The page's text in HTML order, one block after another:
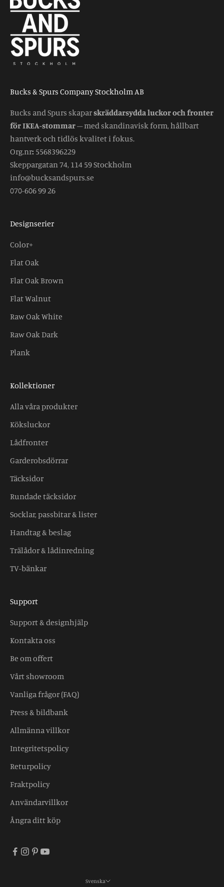
Bucks & Spurs Company Stockholm AB
Bucks and Spurs skaparskräddarsydda luckor och fronter
för IKEA-stommar– med skandinavisk form, hållbart
hantverk och tidlös kvalitet i fokus.
Org.nr: 5568396229
Skeppargatan 74, 114 59 Stockholm
info@bucksandspurs.se
070-606 99 26
Designserier
Color+
Flat Oak
Flat Oak Brown
Flat Walnut
Raw Oak White
Raw Oak Dark
Plank
Kollektioner
Alla våra produkter
Köksluckor
Lådfronter
Garderobsdörrar
Täcksidor
Rundade täcksidor
Socklar, passbitar & lister
Handtag & beslag
Trälådor & lådinredning
TV-bänkar
Support
Support & designhjälp
Kontakta oss
Be om offert
Vårt showroom
Vanliga frågor (FAQ)
Press & bildbank
Allmänna villkor
Integritetspolicy
Returpolicy
Fraktpolicy
Användarvillkor
Ångra ditt köp
Svenska